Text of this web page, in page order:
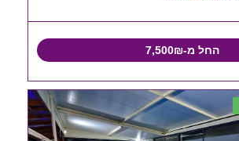
החל מ-7,500₪